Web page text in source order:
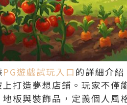
PG遊戲試玩入口的詳細介
上打造夢想店鋪。玩家不僅
地板與裝飾品，定義個人風